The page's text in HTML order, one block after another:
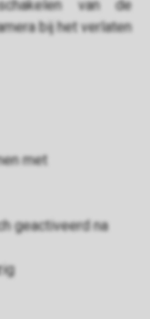
van de
bij het verlaten
met
geactiveerd na